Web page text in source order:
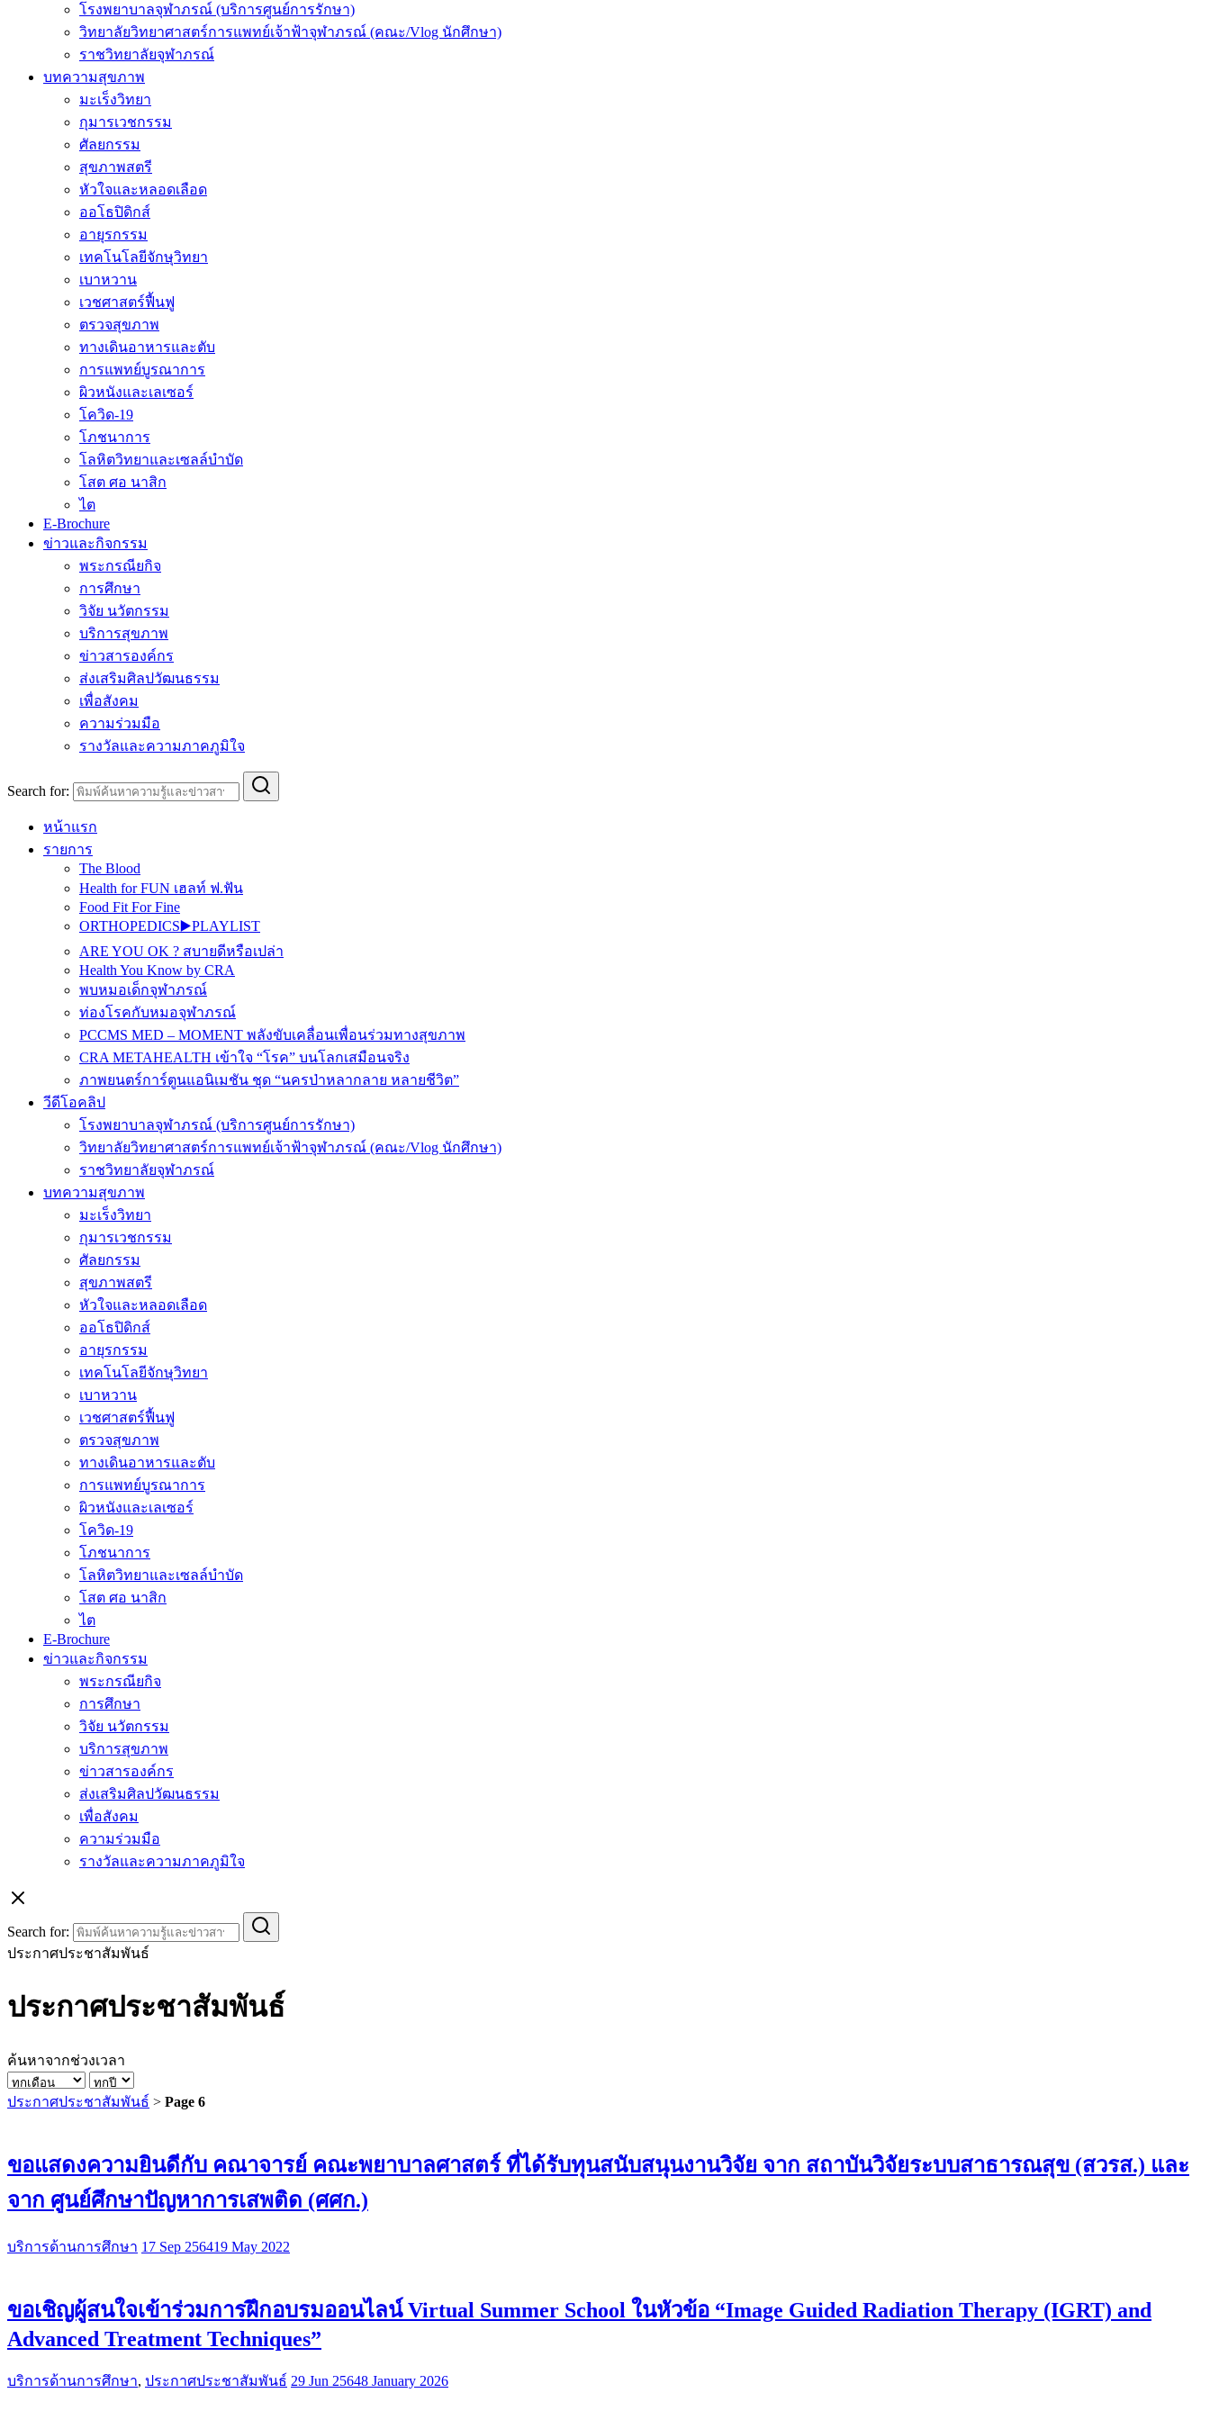
โรงพยาบาลจุฬาภรณ์ (บริการศูนย์การรักษา)
วิทยาลัยวิทยาศาสตร์การแพทย์เจ้าฟ้าจุฬาภรณ์ (คณะ/Vlog นักศึกษา)
ราชวิทยาลัยจุฬาภรณ์
บทความสุขภาพ
มะเร็งวิทยา
กุมารเวชกรรม
ศัลยกรรม
สุขภาพสตรี
หัวใจและหลอดเลือด
ออโธปิดิกส์
อายุรกรรม
เทคโนโลยีจักษุวิทยา
เบาหวาน
เวชศาสตร์ฟื้นฟู
ตรวจสุขภาพ
ทางเดินอาหารและตับ
การแพทย์บูรณาการ
ผิวหนังและเลเซอร์
โควิด-19
โภชนาการ
โลหิตวิทยาและเซลล์บำบัด
โสต ศอ นาสิก
ไต
E-Brochure
ข่าวและกิจกรรม
พระกรณียกิจ
การศึกษา
วิจัย นวัตกรรม
บริการสุขภาพ
ข่าวสารองค์กร
ส่งเสริมศิลปวัฒนธรรม
เพื่อสังคม
ความร่วมมือ
รางวัลและความภาคภูมิใจ
Search for:
หน้าแรก
รายการ
The Blood
Health for FUN เฮลท์ ฟ.ฟัน
Food Fit For Fine
ORTHOPEDICS▶️PLAYLIST
ARE YOU OK ? สบายดีหรือเปล่า
Health You Know by CRA
พบหมอเด็กจุฬาภรณ์
ท่องโรคกับหมอจุฬาภรณ์
PCCMS MED – MOMENT พลังขับเคลื่อนเพื่อนร่วมทางสุขภาพ
CRA METAHEALTH เข้าใจ “โรค” บนโลกเสมือนจริง
ภาพยนตร์การ์ตูนแอนิเมชัน ชุด “นครป่าหลากลาย หลายชีวิต”
วีดีโอคลิป
โรงพยาบาลจุฬาภรณ์ (บริการศูนย์การรักษา)
วิทยาลัยวิทยาศาสตร์การแพทย์เจ้าฟ้าจุฬาภรณ์ (คณะ/Vlog นักศึกษา)
ราชวิทยาลัยจุฬาภรณ์
บทความสุขภาพ
มะเร็งวิทยา
กุมารเวชกรรม
ศัลยกรรม
สุขภาพสตรี
หัวใจและหลอดเลือด
ออโธปิดิกส์
อายุรกรรม
เทคโนโลยีจักษุวิทยา
เบาหวาน
เวชศาสตร์ฟื้นฟู
ตรวจสุขภาพ
ทางเดินอาหารและตับ
การแพทย์บูรณาการ
ผิวหนังและเลเซอร์
โควิด-19
โภชนาการ
โลหิตวิทยาและเซลล์บำบัด
โสต ศอ นาสิก
ไต
E-Brochure
ข่าวและกิจกรรม
พระกรณียกิจ
การศึกษา
วิจัย นวัตกรรม
บริการสุขภาพ
ข่าวสารองค์กร
ส่งเสริมศิลปวัฒนธรรม
เพื่อสังคม
ความร่วมมือ
รางวัลและความภาคภูมิใจ
Search for:
ประกาศประชาสัมพันธ์
ประกาศประชาสัมพันธ์
ค้นหาจากช่วงเวลา
ประกาศประชาสัมพันธ์ > Page 6
ขอแสดงความยินดีกับ คณาจารย์ คณะพยาบาลศาสตร์ ที่ได้รับทุนสนับสนุนงานวิจัย จาก สถาบันวิจัยระบบสาธารณสุข (สวรส.) และ
จาก ศูนย์ศึกษาปัญหาการเสพติด (ศศก.)
บริการด้านการศึกษา 17 Sep 256419 May 2022
ขอเชิญผู้สนใจเข้าร่วมการฝึกอบรมออนไลน์ Virtual Summer School ในหัวข้อ “Image Guided Radiation Therapy (IGRT) and
Advanced Treatment Techniques”
บริการด้านการศึกษา, ประกาศประชาสัมพันธ์ 29 Jun 25648 January 2026